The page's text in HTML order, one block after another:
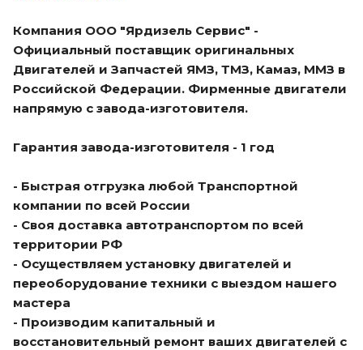
Компания ООО "Ярдизель Сервис" -
Официальный поставщик оригинальных
Двигателей и Запчастей ЯМЗ, ТМЗ, Камаз, ММЗ в
Российской Федерации. Фирменные двигатели
напрямую с завода-изготовителя.
Гарантия завода-изготовителя - 1 год
- Быстрая отгрузка любой Транспортной
компании по всей России
- Своя доставка автотранспортом по всей
территории РФ
- Осуществляем установку двигателей и
переоборудование техники с выездом нашего
мастера
- Производим капитальный и
восстановительный ремонт ваших двигателей с